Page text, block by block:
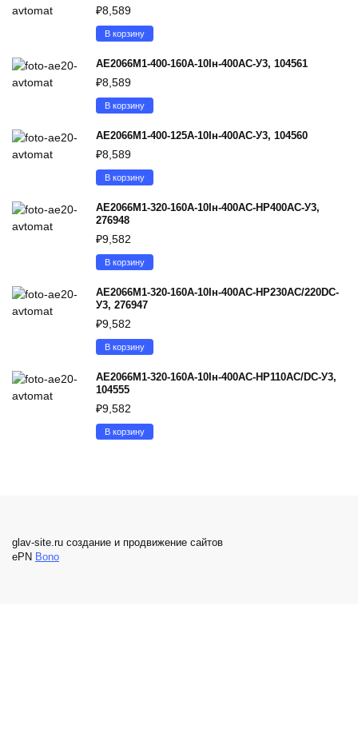
₽8,589
В корзину
АЕ2066М1-400-160А-10Iн-400AC-У3, 104561
₽8,589
В корзину
АЕ2066М1-400-125А-10Iн-400AC-У3, 104560
₽8,589
В корзину
АЕ2066М1-320-160А-10Iн-400AC-НР400AC-У3,
276948
₽9,582
В корзину
АЕ2066М1-320-160А-10Iн-400AC-НР230AC/220DC-
У3, 276947
₽9,582
В корзину
АЕ2066М1-320-160А-10Iн-400AC-НР110AC/DC-У3,
104555
₽9,582
В корзину
glav-site.ru создание и продвижение сайтов
ePN Bono